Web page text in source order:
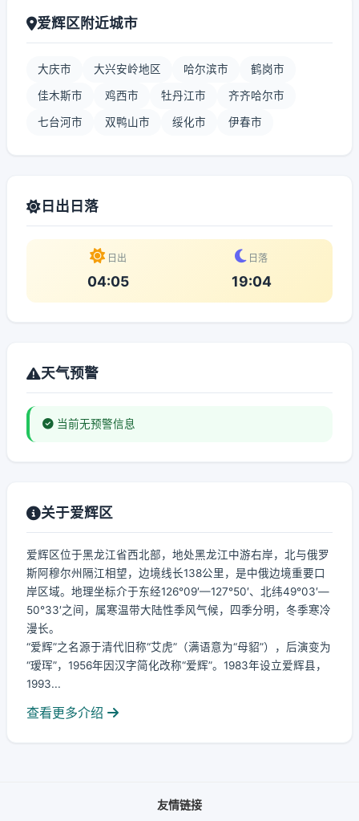
爱辉区附近城市
大庆市 大兴安岭地区 哈尔滨市 鹤岗市
佳木斯市 鸡西市 牡丹江市 齐齐哈尔市
七台河市 双鸭山市 绥化市 伊春市
日出日落
日出
04:05
日落
19:04
天气预警
当前无预警信息
关于爱辉区
爱辉区位于黑龙江省西北部，地处黑龙江中游右岸，北与俄罗
斯阿穆尔州隔江相望，边境线长138公里，是中俄边境重要口
岸区域。地理坐标介于东经126°09′—127°50′、北纬49°03′—
50°33′之间，属寒温带大陆性季风气候，四季分明，冬季寒冷
漫长。
“爱辉”之名源于清代旧称“艾虎”（满语意为“母貂”），后演变为
“瑷珲”，1956年因汉字简化改称“爱辉”。1983年设立爱辉县，
1993...
查看更多介绍
友情链接